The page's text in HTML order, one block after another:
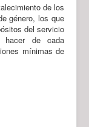
de los
género, los que
del servicio
de cada
mínimas de